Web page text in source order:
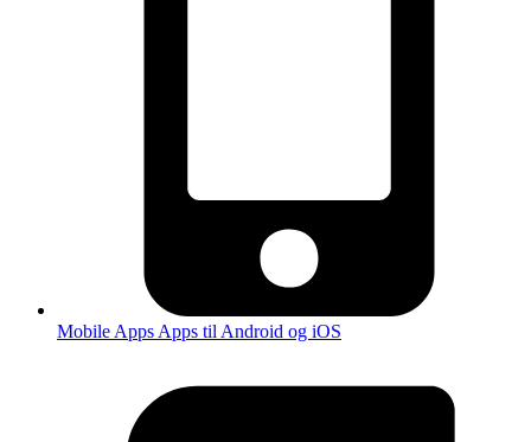
Mobile Apps Apps til Android og iOS